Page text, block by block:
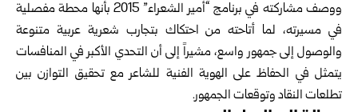
ووصف مشاركته في برنامج “أمير الشعراء” 2015 بأنها محطة مفصلية
في مسيرته، لما أتاحته من احتكاك بتجارب شعرية عربية متنوعة
والوصول إلى جمهور واسع، مشيراً إلى أن التحدي الأكبر في المنافسات
يتمثل في الحفاظ على الهوية الفنية للشاعر مع تحقيق التوازن بين
تطلعات النقاد وتوقعات الجمهور.